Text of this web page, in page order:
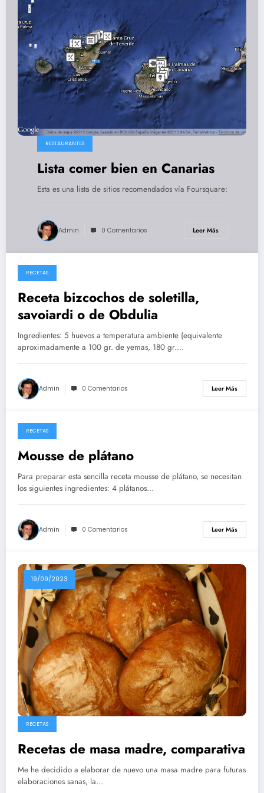
RESTAURANTES
Lista comer bien en Canarias
Esta es una lista de sitios recomendados vía Foursquare:
Admin 0 Comentarios Leer Más
26/05/2026
RECETAS
Receta bizcochos de soletilla,
savoiardi o de Obdulia
Ingredientes: 5 huevos a temperatura ambiente (equivalente
aproximadamente a 100 gr. de yemas, 180 gr.…
Admin 0 Comentarios Leer Más
14/05/2026
RECETAS
Mousse de plátano
Para preparar esta sencilla receta mousse de plátano, se necesitan
los siguientes ingredientes: 4 plátanos…
Admin 0 Comentarios Leer Más
19/09/2023
RECETAS
Recetas de masa madre, comparativa
Me he decidido a elaborar de nuevo una masa madre para futuras
elaboraciones sanas, la…